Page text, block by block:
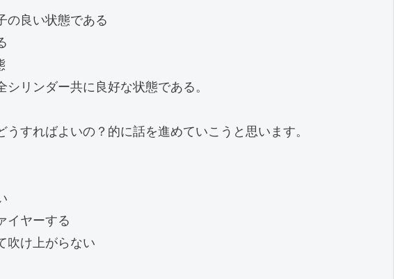
の良い状態である
シリンダー共に良好な状態である。
うすればよいの？的に話を進めていこうと思います。
イヤーする
吹け上がらない